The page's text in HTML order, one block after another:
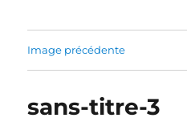
Image précédente
sans-titre-3